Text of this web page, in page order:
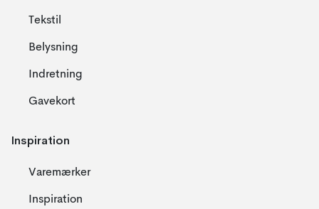
Tekstil
Belysning
Indretning
Gavekort
Inspiration
Varemærker
Inspiration